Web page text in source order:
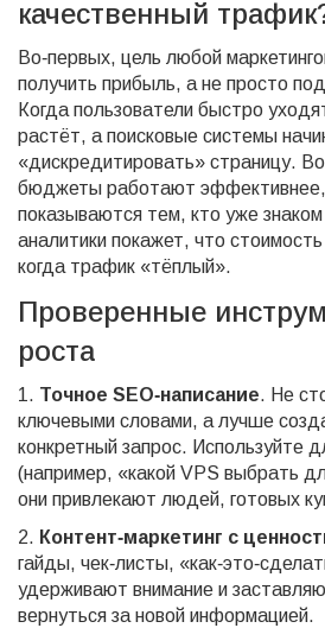
качественный
Во‑первых, цель любой
получить прибыль, а не просто
Когда пользователи быстро
растёт, а поисковые системы
«дискредитировать» страницу.
бюджеты работают эффективнее,
показываются тем, кто уже
аналитики покажет, что
когда трафик «тёплый».
Проверенные
роста
1. Точное SEO‑написание. Не
ключевыми словами, а лучше
конкретный запрос. Используйте
(например, «какой VPS выбрать
они привлекают людей, готовых
2. Контент‑маркетинг с
гайды, чек‑листы,
удерживают внимание и
вернуться за новой информацией.